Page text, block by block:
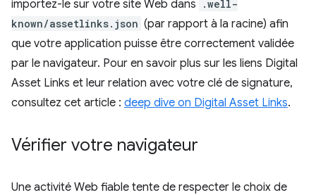
importez-le sur votre site Web dans
.well-
known/assetlinks.json (par rapport à la racine) afin
que votre application puisse être correctement validée
par le navigateur. Pour en savoir plus sur les liens Digital
Asset Links et leur relation avec votre clé de signature,
consultez cet article : deep dive on Digital Asset Links.
Vérifier votre navigateur
Une activité Web fiable tente de respecter le choix de